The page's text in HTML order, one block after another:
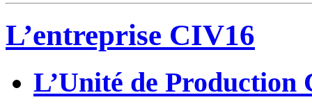
L’entreprise CIV16
L’Unité de Production